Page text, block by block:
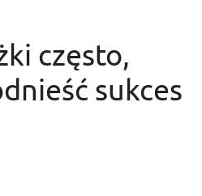
często,
sukces